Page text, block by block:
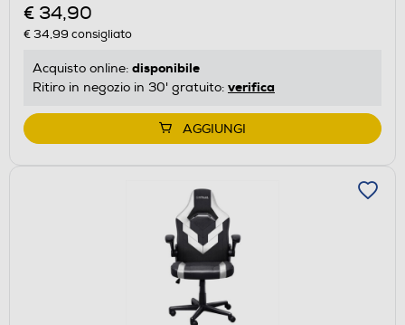
€ 34,90
€ 34,99 consigliato
Acquisto online: disponibile
Ritiro in negozio in 30' gratuito: verifica
AGGIUNGI